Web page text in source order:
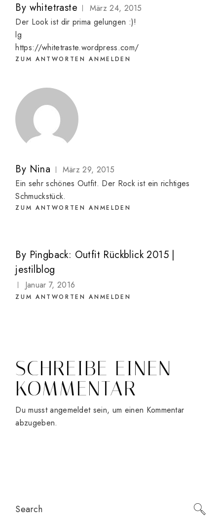
By whitetraste
März 24, 2015
Der Look ist dir prima gelungen :)!
lg
https://whitetraste.wordpress.com/
ZUM ANTWORTEN ANMELDEN
By Nina
März 29, 2015
Ein sehr schönes Outfit. Der Rock ist ein richtiges
Schmuckstück.
ZUM ANTWORTEN ANMELDEN
By Pingback: Outfit Rückblick 2015 |
jestilblog
Januar 7, 2016
ZUM ANTWORTEN ANMELDEN
SCHREIBE EINEN
KOMMENTAR
Du musstangemeldetsein, um einen Kommentar
abzugeben.